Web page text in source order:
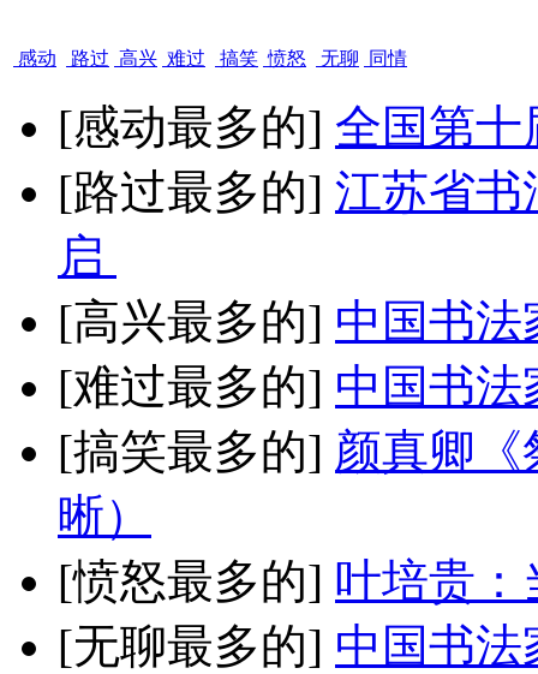
感动 路过 高兴 难过 搞笑 愤怒 无聊 同情
[感动最多的] 全国第十
[路过最多的] 江苏省书
启
[高兴最多的] 中国书法
[难过最多的] 中国书法
[搞笑最多的] 颜真卿《
晰）
[愤怒最多的] 叶培贵：
[无聊最多的] 中国书法